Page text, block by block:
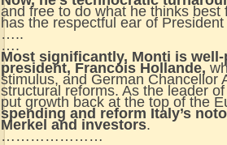
and free to do what he thinks
has the respectful ear of
…..
….
Most significantly, Monti is
president, Francois Hollande,
stimulus, and German Chancellor
structural reforms. As the leader
put growth back at the top of the
spending and reform Italy’s
Merkel and investors.
…………………